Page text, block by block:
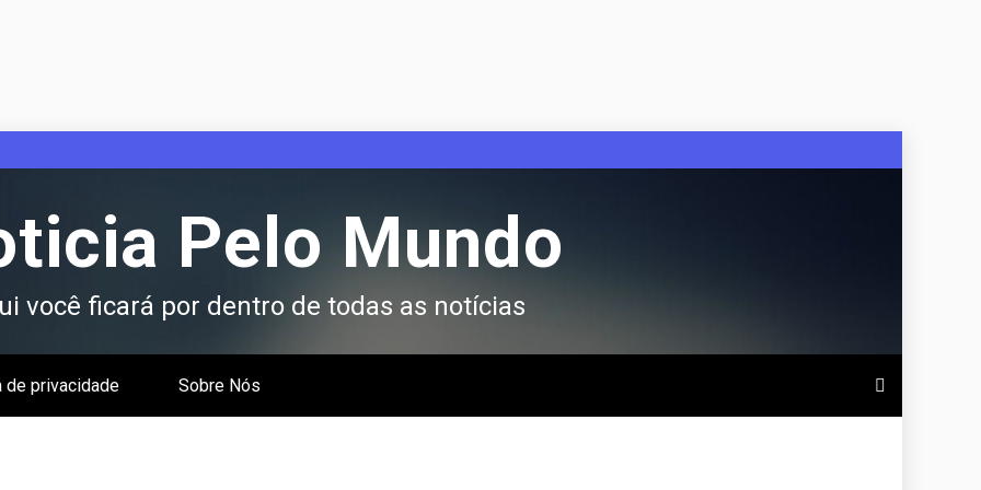
Pelo Mundo
você ficará por dentro de todas as notícias
de privacidade Sobre Nós